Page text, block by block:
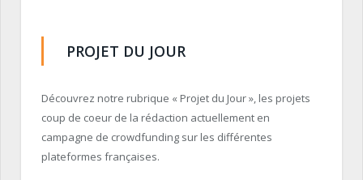
PROJET DU JOUR
Découvrez notre rubrique « Projet du Jour », les projets
coup de coeur de la rédaction actuellement en
campagne de crowdfunding sur les différentes
plateformes françaises.